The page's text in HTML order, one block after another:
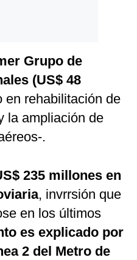
Grupo de
(US$ 48
en rehabilitación de
la ampliación de
.
235 millones en
, invrrsión que
en los últimos
es explicado por
2 del Metro de